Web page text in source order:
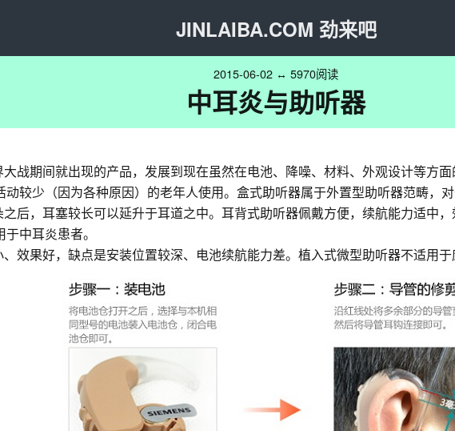
JINLAIBA.COM 劲来吧
2015-06-02 ↔ 5970阅读
中耳炎与助听器
战期间就出现的产品，发展到现在虽然在电池、降噪、材料、外观设计等方
较少（因为各种原因）的老年人使用。盒式助听器属于外置型助听器范畴，对
后，耳塞较长可以延升于耳道之中。耳背式助听器佩戴方便，续航能力适中
中耳炎患者。
效果好，缺点是安装位置较深、电池续航能力差。植入式微型助听器不适用于